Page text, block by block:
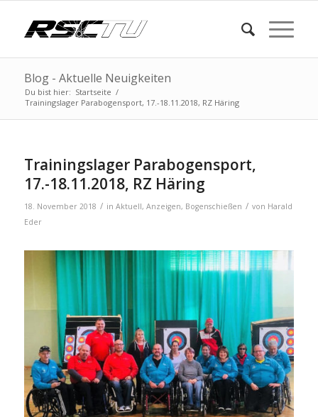
Blog - Aktuelle Neuigkeiten
Du bist hier: Startseite /
Trainingslager Parabogensport, 17.-18.11.2018, RZ Häring
Trainingslager Parabogensport,
17.-18.11.2018, RZ Häring
18. November 2018 / in Aktuell, Anzeigen, Bogenschießen / von Harald
Eder